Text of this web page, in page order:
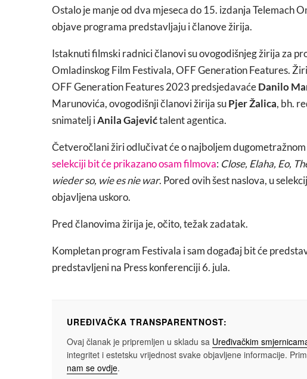
Ostalo je manje od dva mjeseca do 15. izdanja Telemach
objave programa predstavljaju i članove žirija.
Istaknuti filmski radnici članovi su ovogodišnjeg žirija za
Omladinskog Film Festivala, OFF Generation Features.
OFF Generation Features 2023 predsjedavaćeDanilo
Marunovića, ovogodišnji članovi žirija suPjer Žalica, bh.
snimatelj iAnila Gajevićtalent agentica.
Četveročlani žiri odlučivat će o najboljem
selekciji bit će prikazano osam filmova: Close, Elaha, Eo,
wieder so, wie es nie war. Pored ovih šest naslova, u
objavljena uskoro.
Pred članovima žirija je, očito, težak zadatak.
Kompletan program Festivala i sam događaj bit će
predstavljeni na Press konferenciji 6. jula.
UREĐIVAČKA TRANSPARENTNOST:
Ovaj članak je pripremljen u skladu sa Uređivačkim
integritet i estetsku vrijednost svake objavljene informacije.
nam se ovdje.